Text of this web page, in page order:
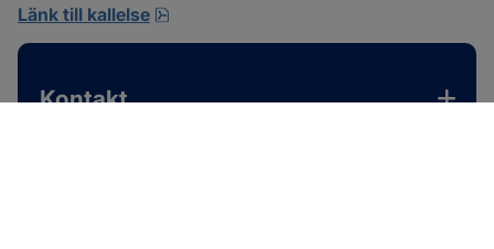
Länk till kallelse
Kontakt